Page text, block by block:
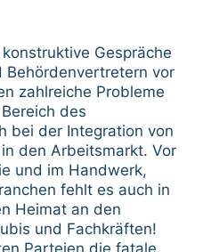
Gespräche
vor
zahlreiche Probleme
des
bei der Integration von
den Arbeitsmarkt. Vor
und im Handwerk,
fehlt es auch in
Heimat an den
und Fachkräften!
Parteien die fatale